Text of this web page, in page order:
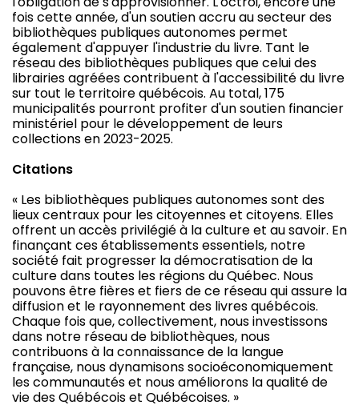
fois cette année, d'un soutien accru au secteur des
bibliothèques publiques autonomes permet
également d'appuyer l'industrie du livre. Tant le
réseau des bibliothèques publiques que celui des
librairies agréées contribuent à l'accessibilité du livre
sur tout le territoire québécois. Au total, 175
municipalités pourront profiter d'un soutien financier
ministériel pour le développement de leurs
collections en 2023-2025.
Citations
« Les bibliothèques publiques autonomes sont des
lieux centraux pour les citoyennes et citoyens. Elles
offrent un accès privilégié à la culture et au savoir. En
finançant ces établissements essentiels, notre
société fait progresser la démocratisation de la
culture dans toutes les régions du Québec. Nous
pouvons être fières et fiers de ce réseau qui assure la
diffusion et le rayonnement des livres québécois.
Chaque fois que, collectivement, nous investissons
dans notre réseau de bibliothèques, nous
contribuons à la connaissance de la langue
française, nous dynamisons socioéconomiquement
les communautés et nous améliorons la qualité de
vie des Québécois et Québécoises. »